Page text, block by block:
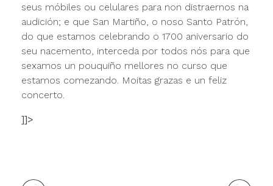
seus móbiles ou celulares para non distraernos na
audición; e que San Martiño, o noso Santo Patrón,
do que estamos celebrando o 1700 aniversario do
seu nacemento, interceda por todos nós para que
sexamos un pouquiño mellores no curso que
estamos comezando. Moitas grazas e un feliz
concerto.
]]>